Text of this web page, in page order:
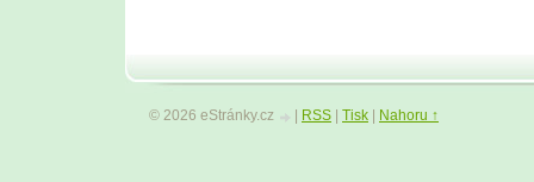
© 2026 eStránky.cz RSS Tisk Nahoru ↑